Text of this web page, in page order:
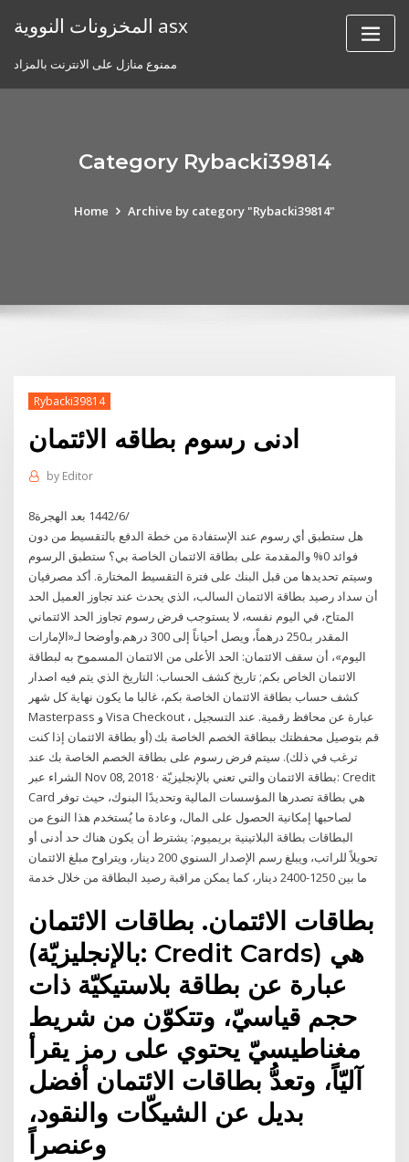
المخزونات النووية asx
ممنوع منازل على الانترنت بالمزاد
Category Rybacki39814
Home Archive by category "Rybacki39814"
Rybacki39814
ادنى رسوم بطاقه الائتمان
by Editor
8‏‏/6‏‏/1442 بعد الهجرة
هل ستطبق أي رسوم عند الإستفادة من خطة الدفع بالتقسيط من دون
فوائد 0% والمقدمة على بطاقة الائتمان الخاصة بي؟ ستطبق الرسوم
وسيتم تحديدها من قبل البنك على فترة التقسيط المختارة. أكد مصرفيان
أن سداد رصيد بطاقة الائتمان السالب، الذي يحدث عند تجاوز العميل الحد
المتاح، في اليوم نفسه، لا يستوجب فرض رسوم تجاوز الحد الائتماني
المقدر بـ250 درهماً، ويصل أحياناً إلى 300 درهم.وأوضحا لـ«الإمارات
اليوم»، أن سقف الائتمان: الحد الأعلى من الائتمان المسموح به لبطاقة
الائتمان الخاص بكم; تاريخ كشف الحساب: التاريخ الذي يتم فيه اصدار
كشف حساب بطاقة الائتمان الخاصة بكم، غالبا ما يكون نهاية كل شهر
Masterpass و Visa Checkout عبارة عن محافظ رقمية. عند التسجيل ،
قم بتوصيل محفظتك ببطاقة الخصم الخاصة بك (أو بطاقة الائتمان إذا كنت
ترغب في ذلك). سيتم فرض رسوم على بطاقة الخصم الخاصة بك عند
الشراء عبر Nov 08, 2018 · بطاقة الائتمان والتي تعني بالإنجليزيّة: Credit
Card هي بطاقة تصدرها المؤسسات المالية وتحديدًا البنوك، حيث توفر
لصاحبها إمكانية الحصول على المال، وعادة ما يُستخدم هذا النوع من
البطاقات بطاقة البلاتينية بريميوم: يشترط أن يكون هناك حد أدنى أو
تحويلاً للراتب، ويبلغ رسم الإصدار السنوي 200 دينار، ويتراوح مبلغ الائتمان
ما بين 1250-2400 دينار، كما يمكن مراقبة رصيد البطاقة من خلال خدمة
بطاقات الائتمان. بطاقات الائتمان
(بالإنجليزيّة: Credit Cards) هي
عبارة عن بطاقة بلاستيكيّة ذات
حجم قياسيّ، وتتكوّن من شريط
مغناطيسيّ يحتوي على رمز يقرأ
آليّاً، وتعدُّ بطاقات الائتمان أفضل
بديل عن الشيكّات والنقود،
وعنصراً